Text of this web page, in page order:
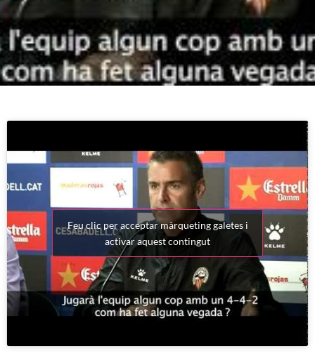
Feu clic per acceptar màrqueting galetes i
activar aquest contingut